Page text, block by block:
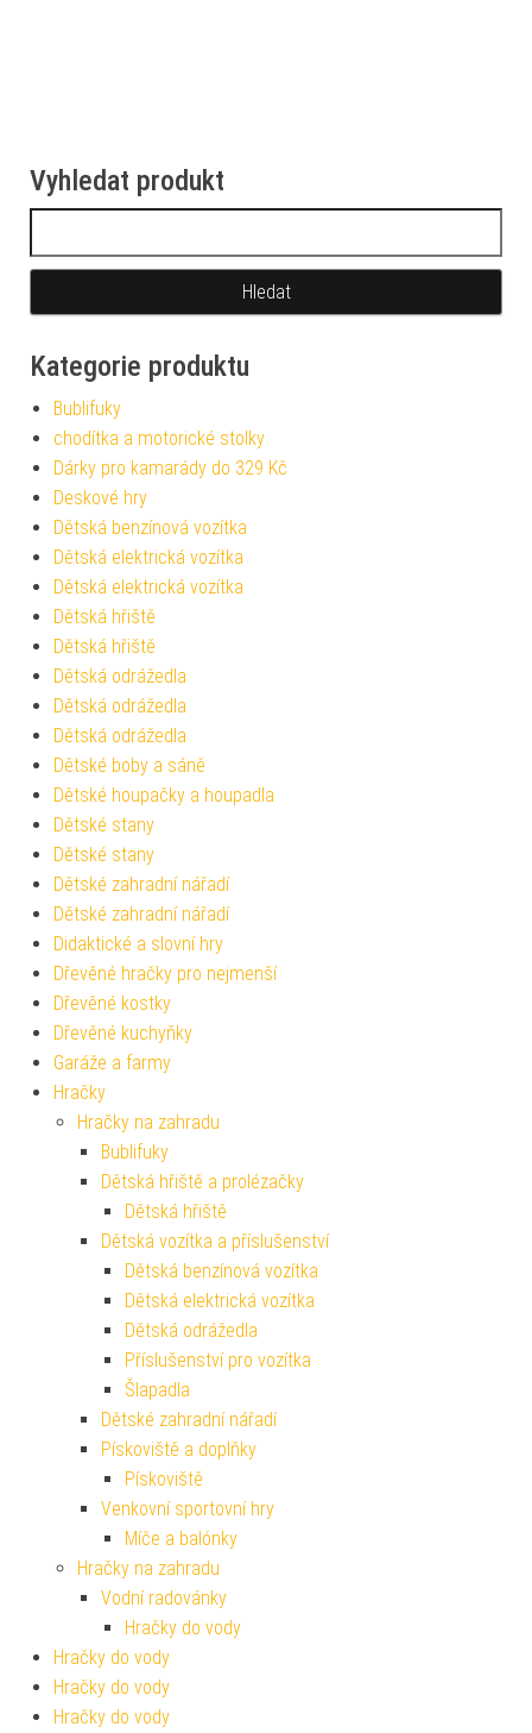
Vyhledat produkt
Kategorie produktu
Bublifuky
chodítka a motorické stolky
Dárky pro kamarády do 329 Kč
Deskové hry
Dětská benzínová vozítka
Dětská elektrická vozítka
Dětská elektrická vozítka
Dětská hřiště
Dětská hřiště
Dětská odrážedla
Dětská odrážedla
Dětská odrážedla
Dětské boby a sáně
Dětské houpačky a houpadla
Dětské stany
Dětské stany
Dětské zahradní nářadí
Dětské zahradní nářadí
Didaktické a slovní hry
Dřevěné hračky pro nejmenší
Dřevěné kostky
Dřevěné kuchyňky
Garáže a farmy
Hračky
Hračky na zahradu
Bublifuky
Dětská hřiště a prolézačky
Dětská hřiště
Dětská vozítka a příslušenství
Dětská benzínová vozítka
Dětská elektrická vozítka
Dětská odrážedla
Příslušenství pro vozítka
Šlapadla
Dětské zahradní nářadí
Pískoviště a doplňky
Pískoviště
Venkovní sportovní hry
Míče a balónky
Hračky na zahradu
Vodní radovánky
Hračky do vody
Hračky do vody
Hračky do vody
Hračky do vody